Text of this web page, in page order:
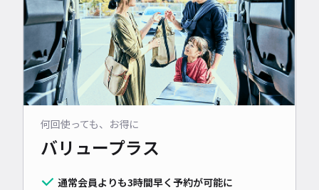
何回使っても、お得に
バリュープラス
通常会員よりも3時間早く予約が可能に